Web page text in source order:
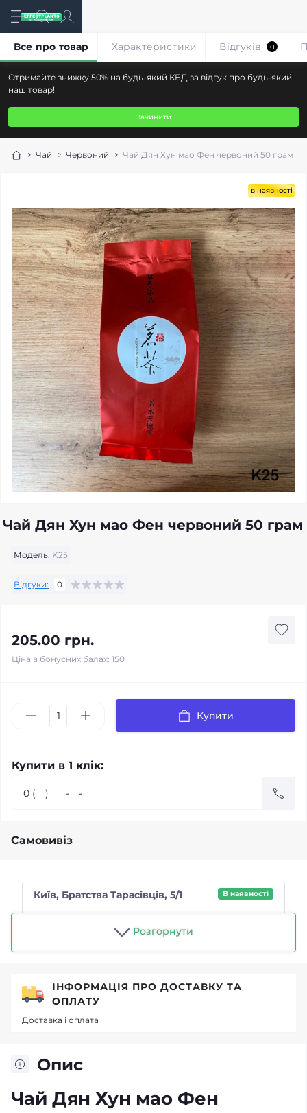
Отримайте знижку 50% на будь-який КБД за відгук про будь-який
наш товар!
Зачинити
Чай Червоний Чай Дян Хун мао Фен червоний 50 грам
Все про товар Характеристики Відгуків 0
в наявності
Чай Дян Хун мао Фен червоний 50 грам
Модель: K25
Відгуки: 0
205.00 грн.
Ціна в бонусних балах: 150
Купити
Купити в 1 клік:
Самовивіз
Київ, Братства Тарасівців, 5/1 В наявності
Розгорнути
Опис
Чай Дян Хун мао Фен
ІНФОРМАЦІЯ ПРО ДОСТАВКУ ТА
ОПЛАТУ
Доставка і оплата